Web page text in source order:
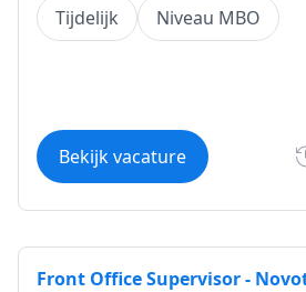
Tijdelijk
Niveau MBO
Bekijk vacature
Front Office Supervisor -